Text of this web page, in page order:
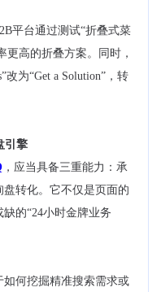
平台通过测试“折叠式菜
更高的折叠方案。同时，
改为“Get a Solution”，转
引擎
，应当具备三重能力：承
转化。它不仅是页面的
的“24小时金牌业务
何挖掘精准搜索需求或